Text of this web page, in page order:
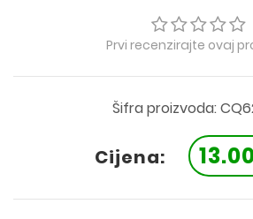
Prvi recenzirajte ovaj
Šifra proizvoda:
Cijena: